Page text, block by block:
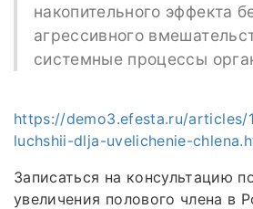
накопительного эффекта
агрессивного
системные процессы
https://demo3.efesta.ru/articles/
luchshii-dlja-uvelichenie-
Записаться на консультацию
увеличения полового члена в